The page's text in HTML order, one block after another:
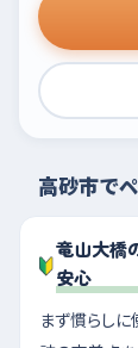
高砂市で
竜山大橋
安心
まず慣らし